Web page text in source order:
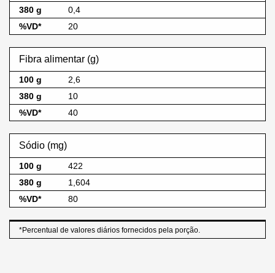
0,4
20
Fibra alimentar (g)
2,6
10
40
Sódio (mg)
422
1,604
80
*Percentual de valores diários fornecidos pela porção.